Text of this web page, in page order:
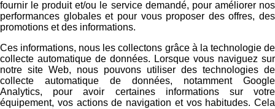
fournir le produit et/ou le service demandé, pour améliorer nos
performances globales et pour vous proposer des offres, des
promotions et des informations.
Ces informations, nous les collectons grâce à la technologie de
collecte automatique de données. Lorsque vous naviguez sur
notre site Web, nous pouvons utiliser des technologies de
collecte automatique de données, notamment Google
Analytics, pour avoir certaines informations sur votre
équipement, vos actions de navigation et vos habitudes. Cela